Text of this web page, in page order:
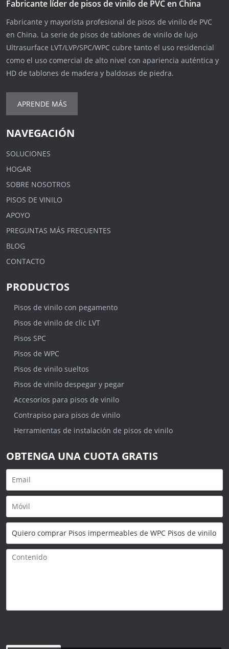
Fabricante líder de pisos de vinilo de PVC en China
Fabricante y mayorista profesional de pisos de vinilo de PVC
en China. La serie de pisos de tablones de vinilo de lujo
Ultrasurface LVT/LVP/SPC/WPC cubre tanto el uso residencial
como el uso comercial de alto nivel con apariencia auténtica y
HD de tablones de madera y baldosas de piedra.
APRENDE MÁS
NAVEGACIÓN
SOLUCIONES
HOGAR
SOBRE NOSOTROS
PISOS DE VINILO
APOYO
PREGUNTAS MÁS FRECUENTES
BLOG
CONTACTO
PRODUCTOS
Pisos de vinilo con pegamento
Pisos de vinilo de clic LVT
Pisos SPC
Pisos de WPC
Pisos de vinilo sueltos
Pisos de vinilo despegar y pegar
Accesorios para pisos de vinilo
Contrapiso para pisos de vinilo
Herramientas de instalación de pisos de vinilo
OBTENGA UNA CUOTA GRATIS